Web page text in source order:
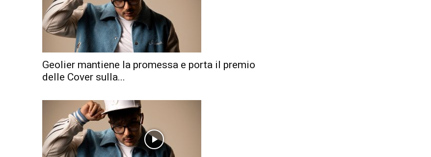
Geolier mantiene la promessa e porta il premio
delle Cover sulla...